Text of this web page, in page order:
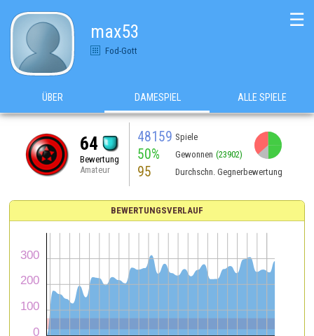
max53
Fod-Gott
☰
ÜBER DAMESPIEL ALLE SPIELE
64
Bewertung
Amateur
48159 Spiele
50% Gewonnen (23902)
95 Durchschn. Gegnerbewertung
BEWERTUNGSVERLAUF